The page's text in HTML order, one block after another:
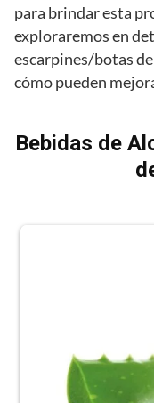
para brindar esta
exploraremos en
escarpines/botas
cómo pueden
Bebidas de